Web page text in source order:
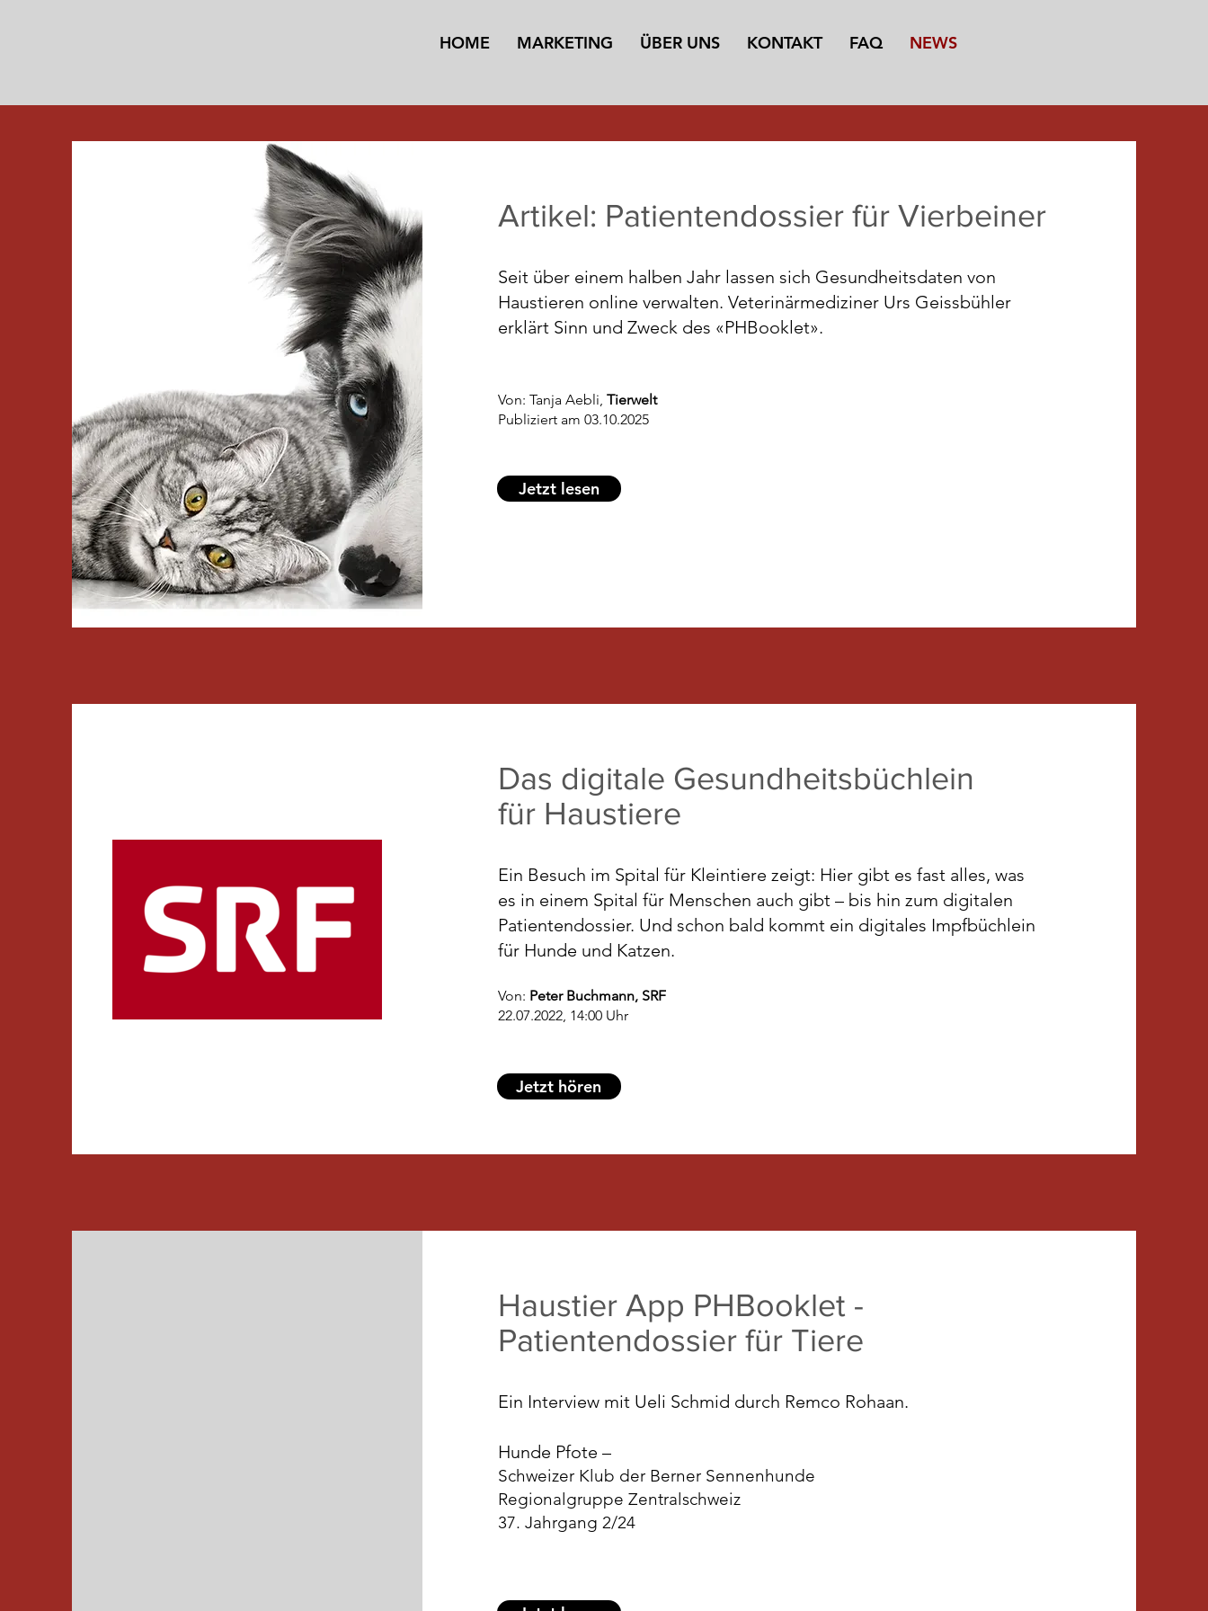
HOME MARKETING ÜBER UNS KONTAKT FAQ NEWS
Artikel: Patientendossier für Vierbeiner
Seit über einem halben Jahr lassen sich Gesundheitsdaten von
Haustieren online verwalten. Veterinärmediziner Urs Geissbühler
erklärt Sinn und Zweck des «PHBooklet».
Von: Tanja Aebli, Tierwelt
Publiziert am 03.10.2025
Jetzt lesen
Das digitale Gesundheitsbüchlein
für Haustiere
Ein Besuch im Spital für Kleintiere zeigt: Hier gibt es fast alles, was
es in einem Spital für Menschen auch gibt – bis hin zum digitalen
Patientendossier. Und schon bald kommt ein digitales Impfbüchlein
für Hunde und Katzen.
Von: Peter Buchmann, SRF
22.07.2022, 14:00 Uhr
Jetzt hören
Haustier App PHBooklet -
Patientendossier für Tiere
Ein Interview mit Ueli Schmid durch Remco Rohaan.
Hunde Pfote –
Schweizer Klub der Berner Sennenhunde
Regionalgruppe Zentralschweiz
37. Jahrgang 2/24